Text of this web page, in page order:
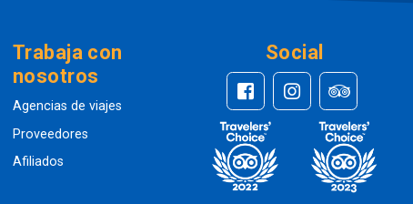
Trabaja con
nosotros
Agencias de viajes
Proveedores
Afiliados
Social